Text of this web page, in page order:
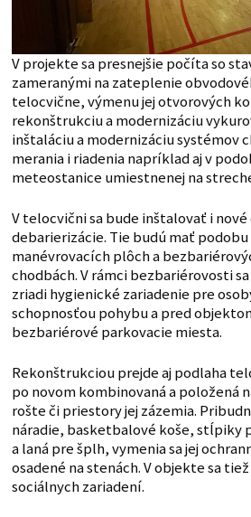
V projekte sa presnejšie počíta so
zameranými na zateplenie
telocvične, výmenu jej otvorových
rekonštrukciu a modernizáciu
inštaláciu a modernizáciu systémov
merania i riadenia napríklad aj v
meteostanice umiestnenej na
V telocvični sa bude inštalovať i
debarierizácie. Tie budú mať
manévrovacích plôch a
chodbách. V rámci bezbariérovosti
zriadi hygienické zariadenie pre
schopnosťou pohybu a pred
bezbariérové parkovacie miesta.
Rekonštrukciou prejde aj podlaha
po novom kombinovaná a položená
rošte či priestory jej zázemia.
náradie, basketbalové koše, stĺpiky
a laná pre šplh, vymenia sa jej
osadené na stenách. V objekte sa
sociálnych zariadení.